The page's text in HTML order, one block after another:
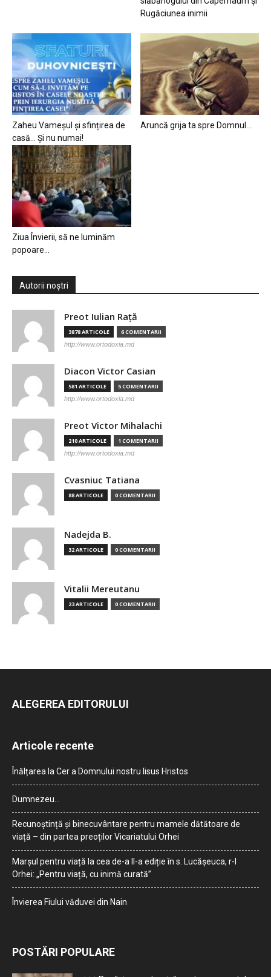
Rugăciunea inimii
Zaheu Vameșul și sfințirea de
casă… Și nu numai!
Aruncă grija ta spre Domnul…
Ziua Învierii, să ne luminăm
popoare…
Autorii noștri
Preot Iulian Raţă
3878 ARTICOLE 6 COMENTARII
http://www.ortodoxia.md
Diacon Victor Casian
581 ARTICOLE 5 COMENTARII
http://www.ortodoxia.md
Preot Victor Mihalachi
210 ARTICOLE 1 COMENTARII
http://www.ortodoxia.md
Cvasniuc Tatiana
88 ARTICOLE 0 COMENTARII
Nadejda B.
32 ARTICOLE 0 COMENTARII
Vitalii Mereutanu
23 ARTICOLE 0 COMENTARII
ALEGEREA EDITORULUI
Articole recente
Înălțarea la Cer a Domnului nostru Iisus Hristos
Dumnezeu…
Recunoștință și binecuvântare pentru mamele dătătoare de
viață – din partea preoților Vicariatului Orhei
Marșul pentru viață la cea de-a II-a ediție în s. Lucășeuca, r-l
Orhei: „Pentru viață, cu inimă curată”
Învierea Fiului văduvei din Nain
POSTĂRI POPULARE